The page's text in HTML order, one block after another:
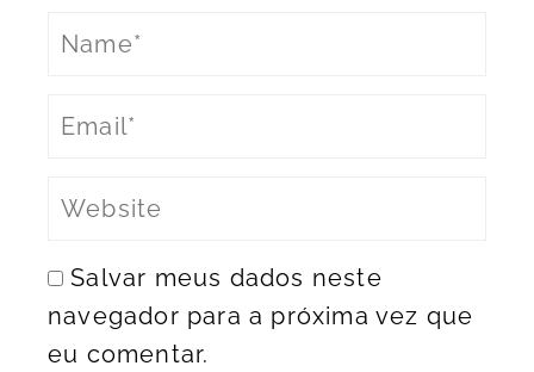
Salvar meus dados neste
navegador para a próxima vez que
eu comentar.